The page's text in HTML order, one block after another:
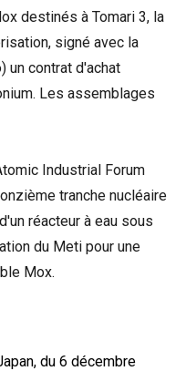
destinés à Tomari 3, la
signé avec la
un contrat d'achat
Les assemblages
Industrial Forum
tranche nucléaire
réacteur à eau sous
du Meti pour une
Mox.
du 6 décembre